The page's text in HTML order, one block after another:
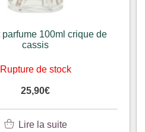
100ml crique de
cassis
Rupture de stock
25,90€
Lire la suite